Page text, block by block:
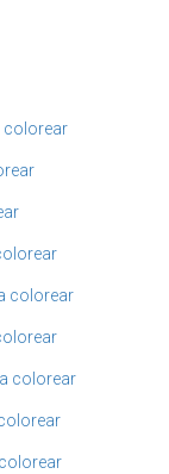
colorear
colorear
colorear